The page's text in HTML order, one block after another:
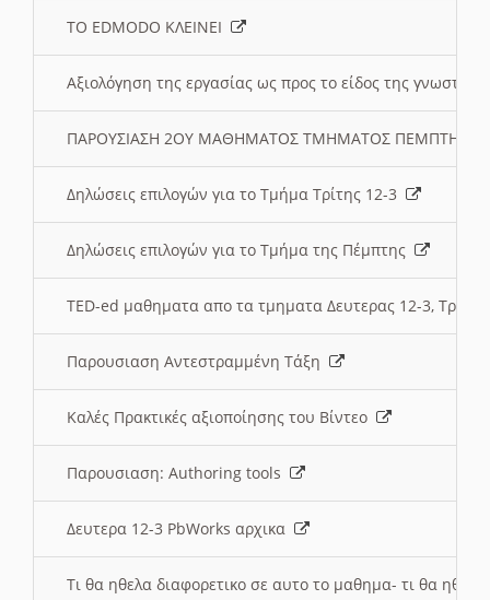
ΤΟ EDMODO ΚΛΕΙΝΕΙ
Αξιολόγηση της εργασίας ως προς το είδος της
ΠΑΡΟΥΣΙΑΣΗ 2ΟΥ ΜΑΘΗΜΑΤΟΣ ΤΜΗΜΑΤΟΣ
Δηλώσεις επιλογών για το Τμήμα Τρίτης 12-3
Δηλώσεις επιλογών για το Τμήμα της Πέμπτης
TED-ed μαθηματα απο τα τμηματα Δευτερας 12-3,
Παρουσιαση Αντεστραμμένη Τάξη
Καλές Πρακτικές αξιοποίησης του Βίντεο
Παρουσιαση: Authoring tools
Δευτερα 12-3 PbWorks αρχικα
Τι θα ηθελα διαφορετικο σε αυτο το μαθημα- τι θα